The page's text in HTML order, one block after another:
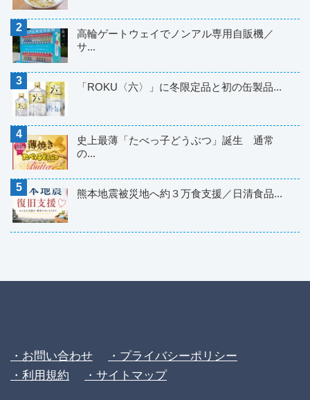
高輪ゲートウェイでノンアル専用自販機／
サ...
「ROKU〈六〉」に冬限定品と初の缶製品...
史上最薄「たべっ子どうぶつ」誕生 通常
の...
熊本地震被災地へ約３万食支援／日清食品...
・お問い合わせ
・プライバシーポリシー
・利用規約
・サイトマップ